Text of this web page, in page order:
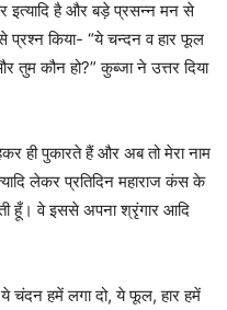
है और बड़े प्रसन्न मन से
प्रश्न किया- “ये चन्दन व हार फूल
तुम कौन हो?” कुब्जा ने उत्तर दिया
ही पुकारते हैं और अब तो मेरा नाम
लेकर प्रतिदिन महाराज कंस के
हूँ। वे इससे अपना श्रृंगार आदि
चंदन हमें लगा दो, ये फूल, हार हमें